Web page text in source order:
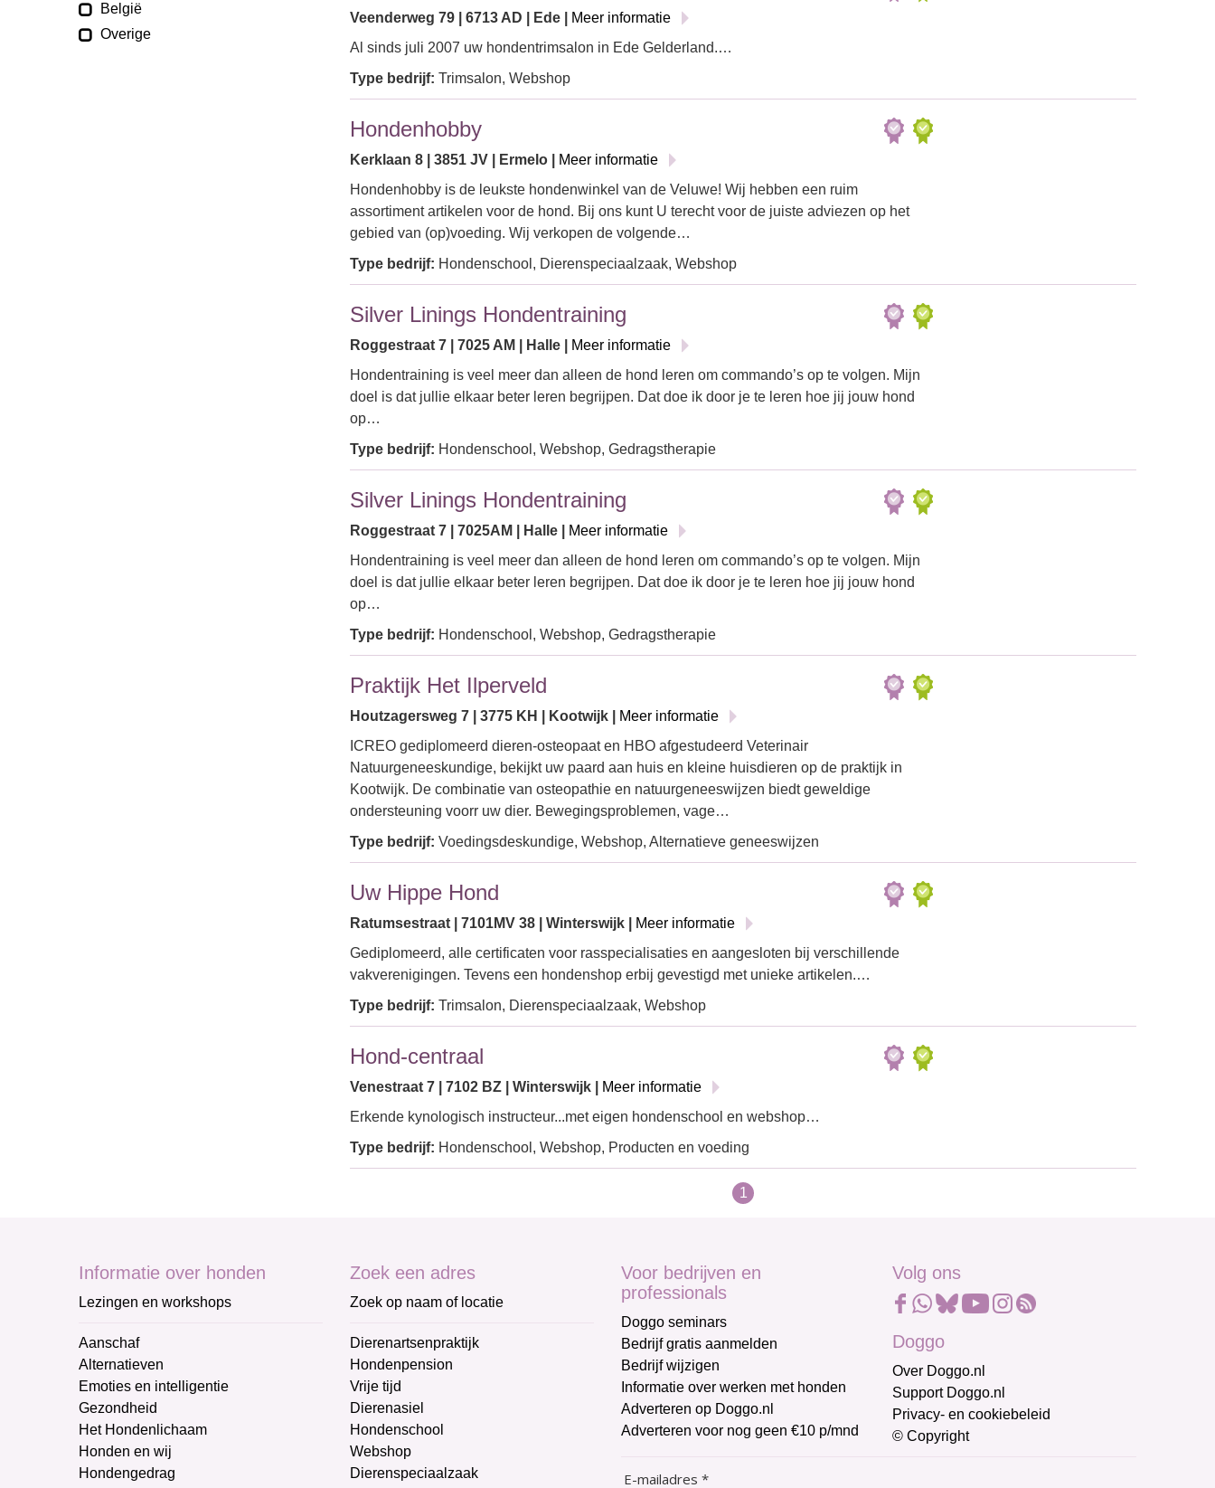
België
Overige
Veenderweg 79 | 6713 AD | Ede |
Meer informatie
Al sinds juli 2007 uw hondentrimsalon in Ede Gelderland.…
Type bedrijf: Trimsalon, Webshop
Hondenhobby
Kerklaan 8 | 3851 JV | Ermelo |
Meer informatie
Hondenhobby is de leukste hondenwinkel van de Veluwe! Wij hebben een ruim
assortiment artikelen voor de hond. Bij ons kunt U terecht voor de juiste adviezen op het
gebied van (op)voeding. Wij verkopen de volgende…
Type bedrijf: Hondenschool, Dierenspeciaalzaak, Webshop
Silver Linings Hondentraining
Roggestraat 7 | 7025 AM | Halle |
Meer informatie
Hondentraining is veel meer dan alleen de hond leren om commando’s op te volgen. Mijn
doel is dat jullie elkaar beter leren begrijpen. Dat doe ik door je te leren hoe jij jouw hond
op…
Type bedrijf: Hondenschool, Webshop, Gedragstherapie
Silver Linings Hondentraining
Roggestraat 7 | 7025AM | Halle |
Meer informatie
Hondentraining is veel meer dan alleen de hond leren om commando’s op te volgen. Mijn
doel is dat jullie elkaar beter leren begrijpen. Dat doe ik door je te leren hoe jij jouw hond
op…
Type bedrijf: Hondenschool, Webshop, Gedragstherapie
Praktijk Het Ilperveld
Houtzagersweg 7 | 3775 KH | Kootwijk |
Meer informatie
ICREO gediplomeerd dieren-osteopaat en HBO afgestudeerd Veterinair
Natuurgeneeskundige, bekijkt uw paard aan huis en kleine huisdieren op de praktijk in
Kootwijk. De combinatie van osteopathie en natuurgeneeswijzen biedt geweldige
ondersteuning voorr uw dier. Bewegingsproblemen, vage…
Type bedrijf: Voedingsdeskundige, Webshop, Alternatieve geneeswijzen
Uw Hippe Hond
Ratumsestraat | 7101MV 38 | Winterswijk |
Meer informatie
Gediplomeerd, alle certificaten voor rasspecialisaties en aangesloten bij verschillende
vakverenigingen. Tevens een hondenshop erbij gevestigd met unieke artikelen.…
Type bedrijf: Trimsalon, Dierenspeciaalzaak, Webshop
Hond-centraal
Venestraat 7 | 7102 BZ | Winterswijk |
Meer informatie
Erkende kynologisch instructeur...met eigen hondenschool en webshop…
Type bedrijf: Hondenschool, Webshop, Producten en voeding
1
Informatie over honden
Lezingen en workshops
Aanschaf
Alternatieven
Emoties en intelligentie
Gezondheid
Het Hondenlichaam
Honden en wij
Hondengedrag
Zoek een adres
Zoek op naam of locatie
Dierenartsenpraktijk
Hondenpension
Vrije tijd
Dierenasiel
Hondenschool
Webshop
Dierenspeciaalzaak
Voor bedrijven en
professionals
Doggo seminars
Bedrijf gratis aanmelden
Bedrijf wijzigen
Informatie over werken met honden
Adverteren op Doggo.nl
Adverteren voor nog geen €10 p/mnd
Volg ons
Doggo
Over Doggo.nl
Support Doggo.nl
Privacy- en cookiebeleid
© Copyright
E-mailadres *